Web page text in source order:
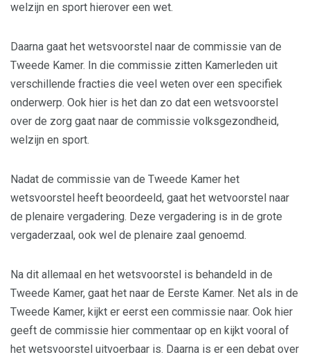
welzijn en sport hierover een wet.
Daarna gaat het wetsvoorstel naar de commissie van de
Tweede Kamer. In die commissie zitten Kamerleden uit
verschillende fracties die veel weten over een specifiek
onderwerp. Ook hier is het dan zo dat een wetsvoorstel
over de zorg gaat naar de commissie volksgezondheid,
welzijn en sport.
Nadat de commissie van de Tweede Kamer het
wetsvoorstel heeft beoordeeld, gaat het wetvoorstel naar
de plenaire vergadering. Deze vergadering is in de grote
vergaderzaal, ook wel de plenaire zaal genoemd.
Na dit allemaal en het wetsvoorstel is behandeld in de
Tweede Kamer, gaat het naar de Eerste Kamer. Net als in de
Tweede Kamer, kijkt er eerst een commissie naar. Ook hier
geeft de commissie hier commentaar op en kijkt vooral of
het wetsvoorstel uitvoerbaar is. Daarna is er een debat over